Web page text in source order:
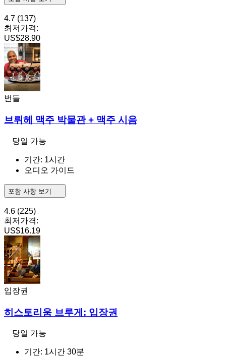
4.7 (137)
최저가격:
US$28.90
번들
브뤼헤 맥주 박물관 + 맥주 시음
당일 가능
기간: 1시간
오디오 가이드
포함 사항 보기
4.6 (225)
최저가격:
US$16.19
입장권
히스토리움 브루게: 입장권
당일 가능
기간: 1시간 30분